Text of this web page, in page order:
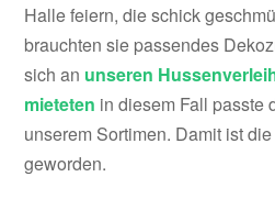
Halle feiern, die schick
brauchten sie passendes
sich an unseren
mieteten in diesem Fall passte
unserem Sortimen. Damit ist
geworden.